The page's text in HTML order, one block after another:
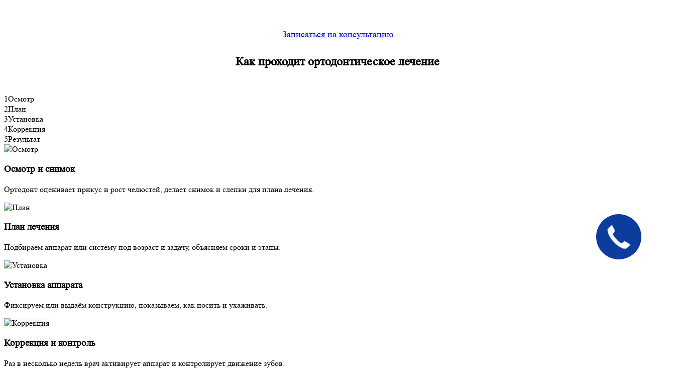
Записаться на консультацию
Как проходитортодонтическое лечение
1Осмотр
2План
3Установка
4Коррекция
5Результат
Осмотр и снимок
Ортодонт оценивает прикус и рост челюстей, делает снимок и слепки для плана лечения.
План лечения
Подбираем аппарат или систему под возраст и задачу, объясняем сроки и этапы.
Установка аппарата
Фиксируем или выдаём конструкцию, показываем, как носить и ухаживать.
Коррекция и контроль
Раз в несколько недель врач активирует аппарат и контролирует движение зубов.